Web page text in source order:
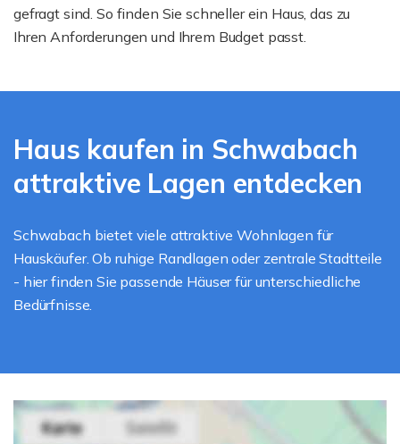
gefragt sind. So finden Sie schneller ein Haus, das zu
Ihren Anforderungen und Ihrem Budget passt.
Haus kaufen in Schwabach
attraktive Lagen entdecken
Schwabach bietet viele attraktive Wohnlagen für
Hauskäufer. Ob ruhige Randlagen oder zentrale Stadtteile
- hier finden Sie passende Häuser für unterschiedliche
Bedürfnisse.